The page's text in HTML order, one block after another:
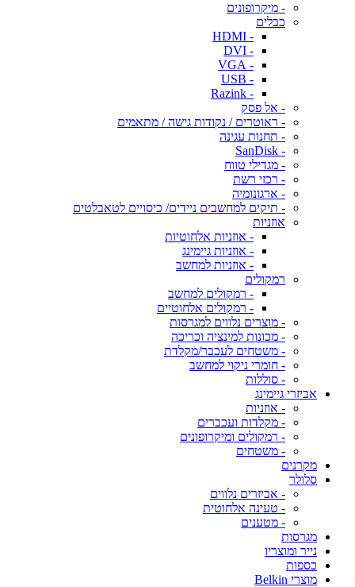
- מיקרופונים
כבלים
- HDMI
- DVI
- VGA
- USB
- Razink
- אל פסק
- ראוטרים / נקודות גישה / מתאמים
- תחנות עגינה
- SanDisk
- מגדילי טווח
- רכזי רשת
- ארגונומיה
- תיקים למחשבים ניידים/ כיסויים לטאבלטים
אוזניות
- אוזניות אלחוטיות
- אוזניות גיימינג
- אוזניות למחשב
רמקולים
- רמקולים למחשב
- רמקולים אלחוטיים
- מוצרים נלווים למגרסות
- מכונות למינציה וכריכה
- משטחים לעכבר/מקלדת
- חומרי ניקוי למחשב
- סוללות
אביזרי גיימינג
- אוזניות
- מקלדות ועכברים
- רמקולים ומיקרופונים
- משטחים
מקרנים
סלולר
- אביזרים נלווים
- טעינה אלחוטית
- מטענים
מגרסות
נייר ומוצריו
כספות
מוצרי Belkin